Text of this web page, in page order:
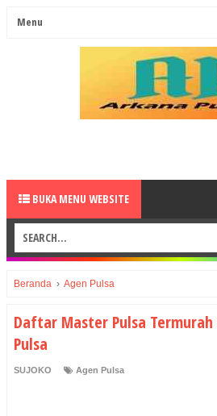
BUKA MENU WEBSITE
Beranda › Agen Pulsa
Daftar Master Pulsa
Pulsa
SUJOKO Agen Pulsa